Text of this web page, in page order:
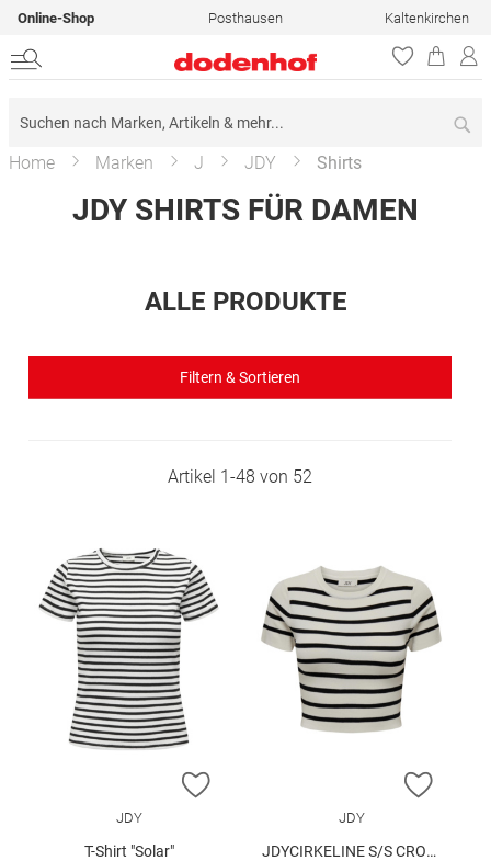
Online-Shop Posthausen Kaltenkirchen
Home Marken J JDY Shirts
JDY SHIRTS FÜR DAMEN
ALLE PRODUKTE
Filtern & Sortieren
Artikel 1-48 von 52
ZUR WUNSCHLISTE HINZUFÜGEN
JDY
T-Shirt "Solar"
ZUR
JDY
JDYCIRKELINE S/S CROP TOP KNT